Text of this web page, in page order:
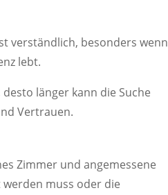
verständlich, besonders wenn
lebt.
länger kann die Suche
Vertrauen.
Zimmer und angemessene
muss oder die